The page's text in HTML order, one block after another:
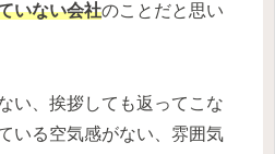
いない会社のことだと思い
い、挨拶しても返ってこな
いる空気感がない、雰囲気